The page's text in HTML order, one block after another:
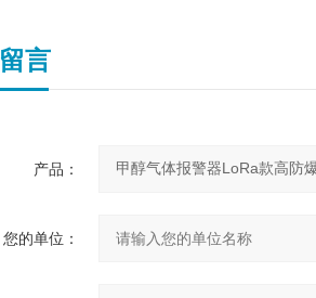
言
产品：
您的单位：